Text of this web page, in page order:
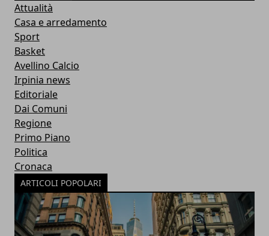
Attualità
Casa e arredamento
Sport
Basket
Avellino Calcio
Irpinia news
Editoriale
Dai Comuni
Regione
Primo Piano
Politica
Cronaca
ARTICOLI POPOLARI